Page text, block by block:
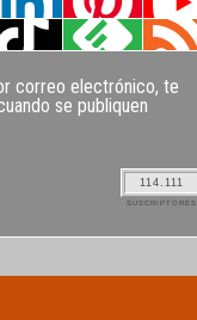
correo electrónico, te
se publiquen
114.111
SUSCRIPTORES